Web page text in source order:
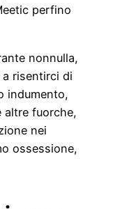
perfino
nonnulla,
risentirci di
indumento,
altre fuorche,
nei
ossessione,